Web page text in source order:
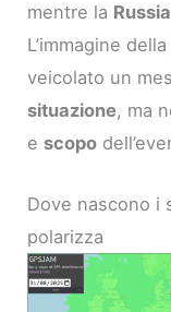
mentre la Russia
L’immagine
veicolato un
situazione, ma
e scopo
Dove nascono i
polarizza